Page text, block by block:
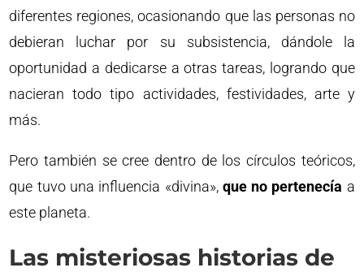
diferentes regiones, ocasionando que las personas no
debieran luchar por su subsistencia, dándole la
oportunidad a dedicarse a otras tareas, logrando que
nacieran todo tipo actividades, festividades, arte y
más.
Pero también se cree dentro de los círculos teóricos,
que tuvo una influencia «divina», que no pertenecía a
este planeta.
Las misteriosas historias de